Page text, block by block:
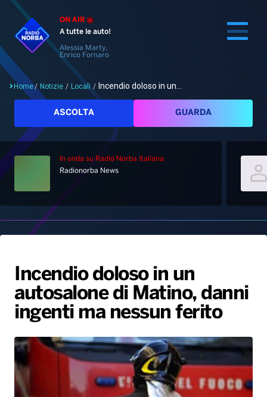
ON AIR
A tutte le auto!
Alessia Marty,
Enrico Fornaro
Cerca
Palinsesto
Hit Dance
Giochi&Concorsi
PALATOUR
Notizie
Locali
Musica e Spettacolo
Sport
Radio Norba Consiglia
Leggerissime
Playlist
Generale
Novità
Notiziario
Interviste
Oroscopo
Speciale Astrabilia 2026
Gallery
Radio Norba News TV
Voce al Bari
Battiti Live 2026
Gallery
Home/ Notizie / Locali / Incendio doloso in un...
ASCOLTA GUARDA
In onda su Radio Norba Italiana
Radionorba News
Incendio doloso in un
autosalone di Matino, danni
ingenti ma nessun ferito